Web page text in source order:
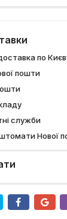
по
пошти
служби
Нової